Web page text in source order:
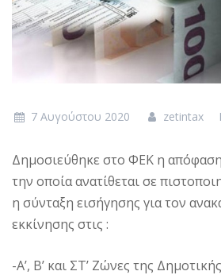
7 Αυγούστου 2020 zetintax
Δημοσιεύθηκε στο ΦΕΚ η
την οποία ανατίθεται σε
η σύνταξη εισήγησης για τον
εκκίνησης στις :
-Α’, Β’ και ΣΤ’ Ζώνες της